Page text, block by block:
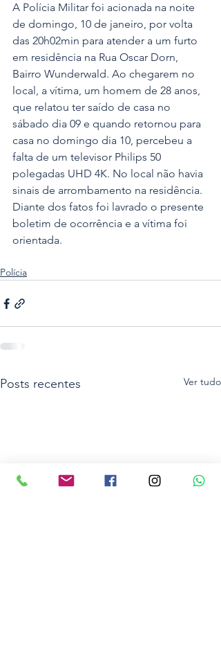
A Polícia Militar foi acionada na noite
de domingo, 10 de janeiro, por volta
das 20h02min para atender a um furto
em residência na Rua Oscar Dorn,
Bairro Wunderwald. Ao chegarem no
local, a vítima, um homem de 28 anos,
que relatou ter saído de casa no
sábado dia 09 e quando retornou para
casa no domingo dia 10, percebeu a
falta de um televisor Philips 50
polegadas UHD 4K. No local não havia
sinais de arrombamento na residência.
Diante dos fatos foi lavrado o presente
boletim de ocorrência e a vítima foi
orientada.
Polícia
Posts recentes Ver tudo